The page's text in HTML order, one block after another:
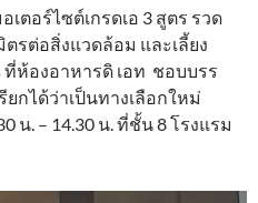
ตอร์ไซต์เกรดเอ 3 สูตร รวด
ต่อสิ่งแวดล้อม และเลี้ยง
ที่ห้องอาหารดิ เอท ชอบบรร
กได้ว่าเป็นทางเลือกใหม่
น. – 14.30 น. ที่ชั้น 8 โรงแรม